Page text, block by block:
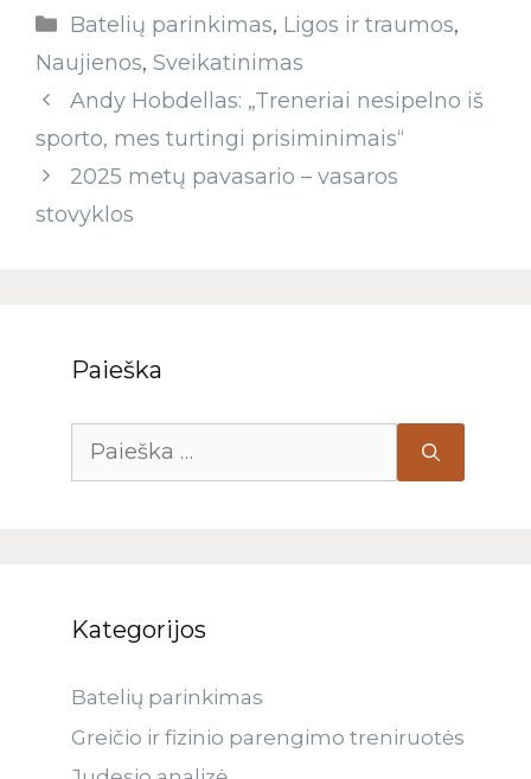
Batelių parinkimas, Ligos ir traumos,
Naujienos, Sveikatinimas
Andy Hobdellas: „Treneriai nesipelno iš
sporto, mes turtingi prisiminimais“
2025 metų pavasario – vasaros
stovyklos
Paieška
Kategorijos
Batelių parinkimas
Greičio ir fizinio parengimo treniruotės